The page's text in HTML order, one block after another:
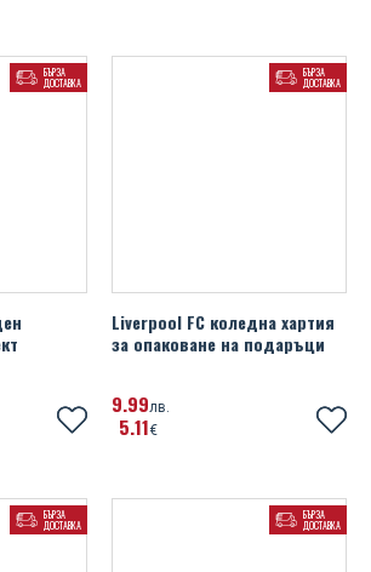
БЪРЗА
ДОСТАВКА
БЪРЗА
ДОСТАВКА
Liverpool FC коледна хартия
за опаковане на подаръци
9 99лв.
5 11€
БЪРЗА
ДОСТАВКА
БЪРЗА
ДОСТАВКА